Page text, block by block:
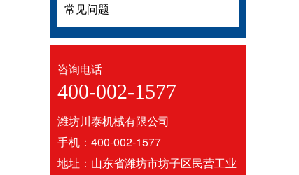
常见问题
咨询电话
400-002-1577
潍坊川泰机械有限公司
手机：400-002-1577
地址：山东省潍坊市坊子区民营工业